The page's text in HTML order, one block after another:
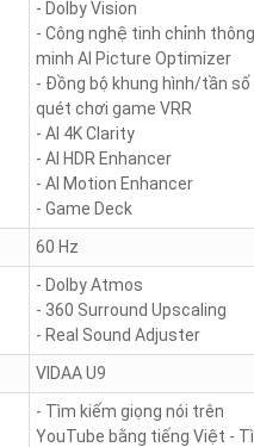
- Dolby Vision
- Công nghệ tinh chỉnh thông
minh AI Picture Optimizer
- Đồng bộ khung hình/tần số
quét chơi game VRR
- AI 4K Clarity
- AI HDR Enhancer
- AI Motion Enhancer
- Game Deck
60 Hz
- Dolby Atmos
- 360 Surround Upscaling
- Real Sound Adjuster
VIDAA U9
- Tìm kiếm giọng nói trên
YouTube bằng tiếng Việt -